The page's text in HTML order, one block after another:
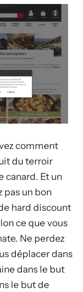
comment
du terroir
canard. Et un
pas un bon
hard discount
ce que vous
Ne perdez
déplacer dans
dans le but
le but de